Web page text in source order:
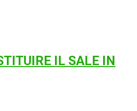
IL SALE IN